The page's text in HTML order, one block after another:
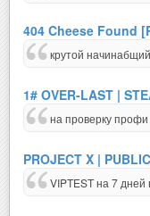
404 Cheese Found
крутой
1# OVER-LAST |
на проверку
PROJECT X |
VIPTEST на 7 дней